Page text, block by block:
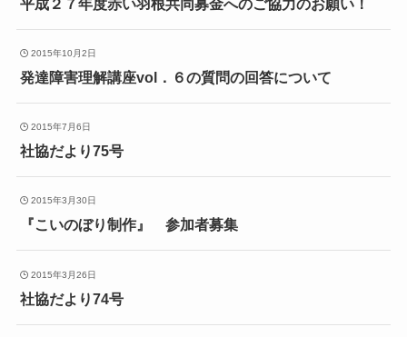
2015年10月2日
発達障害理解講座vol．６の質問の回答について
2015年7月6日
社協だより75号
2015年3月30日
『こいのぼり制作』 参加者募集
2015年3月26日
社協だより74号